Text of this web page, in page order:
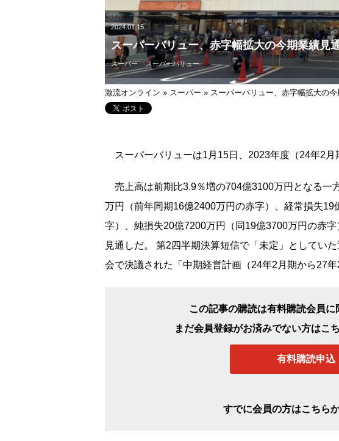
2024.01.15
スーパーバリュー、赤字幅拡大の今期業績見
スーパー スーパーバリュー
激流オンライン » スーパー » スーパーバリュー、赤字幅拡大の
スーパーバリューは1月15日、2023年度（24年2月
売上高は前期比3.9％増の704億3100万円となる一
万円（前年同期16億2400万円の赤字）、経常損失
字）、純損失20億7200万円（同19億3700万円の赤
見通しだ。 第2四半期決算短信で「未定」としてい
会で決議された「中期経営計画（24年2月期から27
この記事の購読は有料購読会員に
まだ会員登録がお済みでない方はこ
有料購読申込
すでに会員の方はこちら